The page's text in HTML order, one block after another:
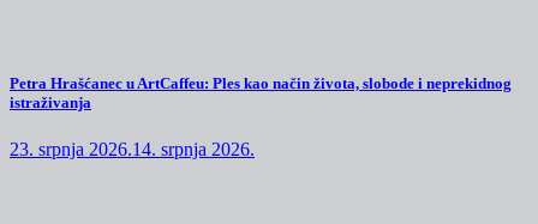
Petra Hrašćanec u ArtCaffeu: Ples kao način života, slobode i neprekidnog
istraživanja
23. srpnja 2026.14. srpnja 2026.